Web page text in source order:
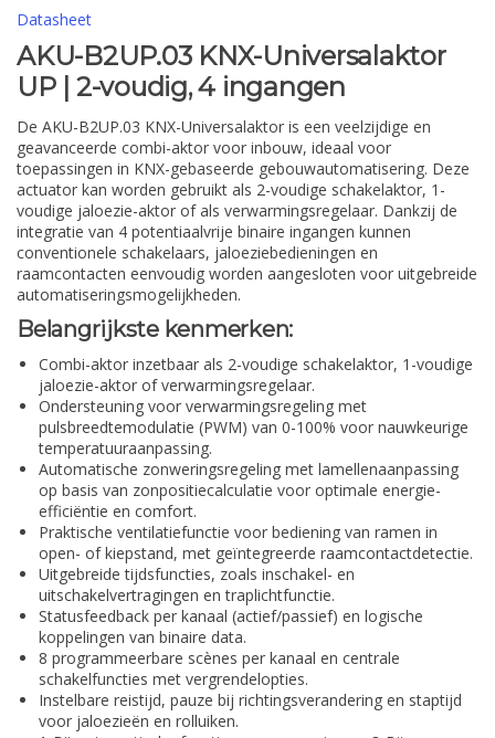
Datasheet
AKU-B2UP.03 KNX-Universalaktor
UP | 2-voudig, 4 ingangen
De AKU-B2UP.03 KNX-Universalaktor is een veelzijdige en
geavanceerde combi-aktor voor inbouw, ideaal voor
toepassingen in KNX-gebaseerde gebouwautomatisering. Deze
actuator kan worden gebruikt als 2-voudige schakelaktor, 1-
voudige jaloezie-aktor of als verwarmingsregelaar. Dankzij de
integratie van 4 potentiaalvrije binaire ingangen kunnen
conventionele schakelaars, jaloeziebedieningen en
raamcontacten eenvoudig worden aangesloten voor uitgebreide
automatiseringsmogelijkheden.
Belangrijkste kenmerken:
Combi-aktor inzetbaar als 2-voudige schakelaktor, 1-voudige
jaloezie-aktor of verwarmingsregelaar.
Ondersteuning voor verwarmingsregeling met
pulsbreedtemodulatie (PWM) van 0-100% voor nauwkeurige
temperatuuraanpassing.
Automatische zonweringsregeling met lamellenaanpassing
op basis van zonpositiecalculatie voor optimale energie-
efficiëntie en comfort.
Praktische ventilatiefunctie voor bediening van ramen in
open- of kiepstand, met geïntegreerde raamcontactdetectie.
Uitgebreide tijdsfuncties, zoals inschakel- en
uitschakelvertragingen en traplichtfunctie.
Statusfeedback per kanaal (actief/passief) en logische
koppelingen van binaire data.
8 programmeerbare scènes per kanaal en centrale
schakelfuncties met vergrendelopties.
Instelbare reistijd, pauze bij richtingsverandering en staptijd
voor jaloezieën en rolluiken.